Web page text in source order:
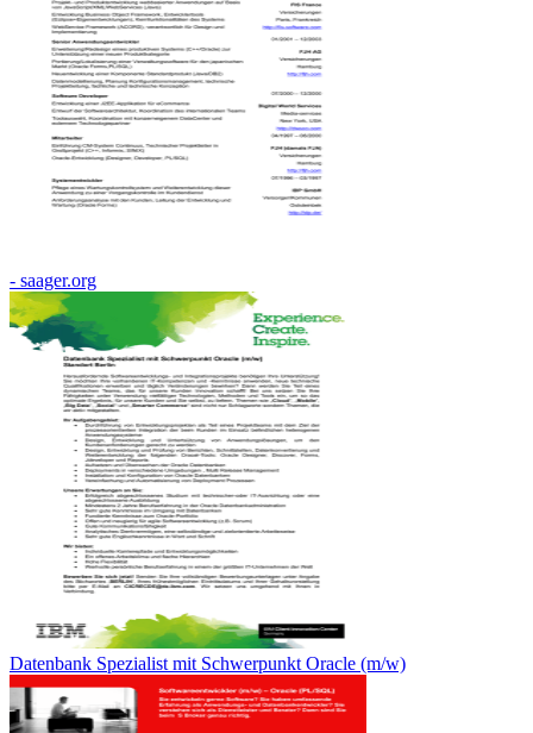
- saager.org
Datenbank Spezialist mit Schwerpunkt Oracle (m/w)